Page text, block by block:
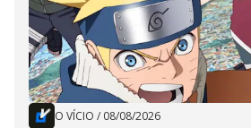
O VÍCIO / 08/08/2026